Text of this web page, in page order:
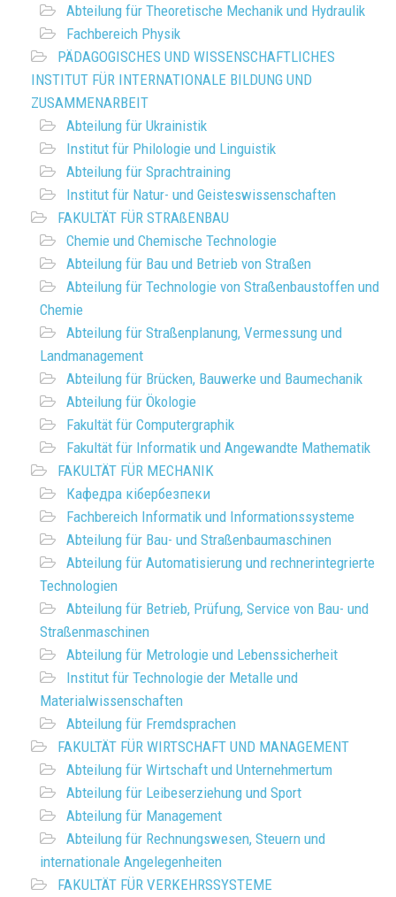
Abteilung für Theoretische Mechanik und Hydraulik
Fachbereich Physik
PÄDAGOGISCHES UND WISSENSCHAFTLICHES
INSTITUT FÜR INTERNATIONALE BILDUNG UND
ZUSAMMENARBEIT
Abteilung für Ukrainistik
Institut für Philologie und Linguistik
Abteilung für Sprachtraining
Institut für Natur- und Geisteswissenschaften
FAKULTÄT FÜR STRAßENBAU
Chemie und Chemische Technologie
Abteilung für Bau und Betrieb von Straßen
Abteilung für Technologie von Straßenbaustoffen und
Chemie
Abteilung für Straßenplanung, Vermessung und
Landmanagement
Abteilung für Brücken, Bauwerke und Baumechanik
Abteilung für Ökologie
Fakultät für Computergraphik
Fakultät für Informatik und Angewandte Mathematik
FAKULTÄT FÜR MECHANIK
Кафедра кібербезпеки
Fachbereich Informatik und Informationssysteme
Abteilung für Bau- und Straßenbaumaschinen
Abteilung für Automatisierung und rechnerintegrierte
Technologien
Abteilung für Betrieb, Prüfung, Service von Bau- und
Straßenmaschinen
Abteilung für Metrologie und Lebenssicherheit
Institut für Technologie der Metalle und
Materialwissenschaften
Abteilung für Fremdsprachen
FAKULTÄT FÜR WIRTSCHAFT UND MANAGEMENT
Abteilung für Wirtschaft und Unternehmertum
Abteilung für Leibeserziehung und Sport
Abteilung für Management
Abteilung für Rechnungswesen, Steuern und
internationale Angelegenheiten
FAKULTÄT FÜR VERKEHRSSYSTEME